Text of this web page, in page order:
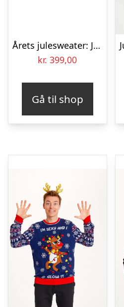
Årets julesweater: Julemandens Lille Hjælper – Børn. Ugly Christmas Sweater lavet i Danmark
kr. 399,00
Gå til shop